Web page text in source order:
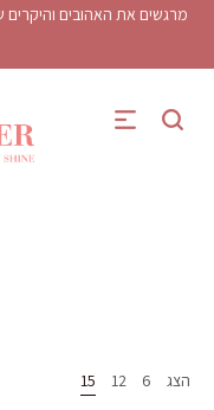
מרגשים את האהובים
הצג 6
12
15